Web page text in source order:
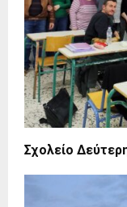
Σχολείο